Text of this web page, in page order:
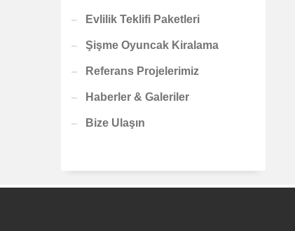
Evlilik Teklifi Paketleri
Şişme Oyuncak Kiralama
Referans Projelerimiz
Haberler & Galeriler
Bize Ulaşın